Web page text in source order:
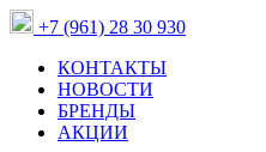
+7 (961) 28 30 930
КОНТАКТЫ
НОВОСТИ
БРЕНДЫ
АКЦИИ